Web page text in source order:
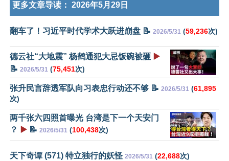
更多文章导读： 2026年5月29日
翻车了！习近平时代学术大跃进崩盘 📝 2026/5/31 (59,236次)
德云社“大地震” 杨鹤通犯大忌饭碗被砸 ▶️
📝 2026/5/31 (75,451次)
张升民言辞透军队向习表忠行动还不够 📝 2026/5/31 (61,895
次)
两千张六四照首曝光 台湾是下一个天安门
？
▶️ 📝 2026/5/31 (100,438次)
天下奇谭 (571) 特立独行的妖怪 2026/5/31 (22,688次)